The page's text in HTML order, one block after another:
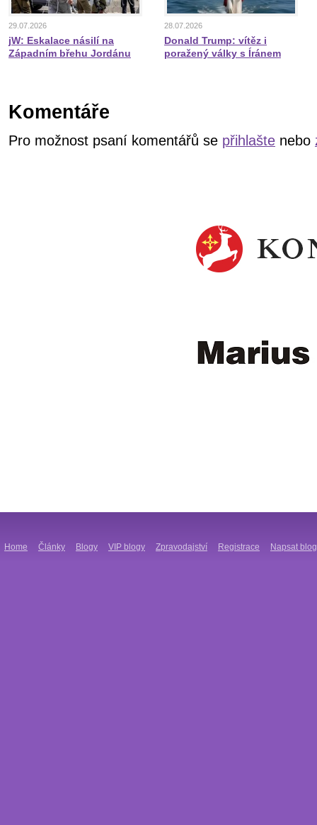
29.07.2026
jW: Eskalace násilí na
Západním břehu Jordánu
28.07.2026
Donald Trump: vítěz i
poražený války s Íránem
Komentáře
Pro možnost psaní komentářů se přihlašte nebo
Home Články Blogy VIP blogy Zpravodajství Registrace Napsat blog